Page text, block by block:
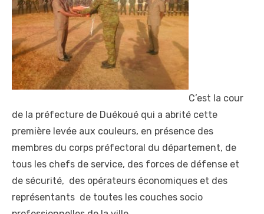
C’est la cour
de la préfecture de Duékoué qui a abrité cette
première levée aux couleurs, en présence des
membres du corps préfectoral du département, de
tous les chefs de service, des forces de défense et
de sécurité, des opérateurs économiques et des
représentants de toutes les couches socio